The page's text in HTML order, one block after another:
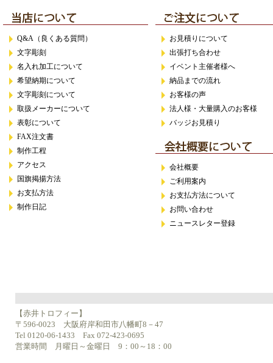
Q&A（良くある質問）
文字彫刻
名入れ加工について
希望納期について
文字彫刻について
取扱メーカーについて
表彰について
FAX注文書
制作工程
アクセス
国旗掲揚方法
お支払方法
制作日記
お見積りについて
出張打ち合わせ
イベント主催者様へ
納品までの流れ
お客様の声
法人様・大量購入のお客様
バッジお見積り
会社概要
ご利用案内
お支払方法について
お問い合わせ
ニュースレター登録
【赤井トロフィー】
〒596-0023 大阪府岸和田市八幡町8－47
Tel 0120-06-1433 Fax 072-423-0695
営業時間 月曜日～金曜日 9：00～18：00